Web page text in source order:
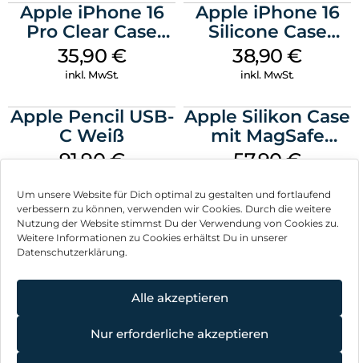
Um unsere Website für Dich optimal zu gestalten und fortlaufend
verbessern zu können, verwenden wir Cookies. Durch die weitere
Nutzung der Website stimmst Du der Verwendung von Cookies zu.
Weitere Informationen zu Cookies erhältst Du in unserer
Datenschutzerklärung.
Alle akzeptieren
Nur erforderliche akzeptieren
Apple iPhone 16
Pro Clear Case
MagSafe
Transparent
35,90 €
inkl. MwSt.
Apple iPhone 16
Silicone Case
MagSafe
Ultramarine
38,90€
inkl. MwSt.
Apple Pencil USB-
C Weiß
91,90€
Apple Silikon Case
mit MagSafe
iPhone 14 Pro
57,90€
Vertrag widerrufen